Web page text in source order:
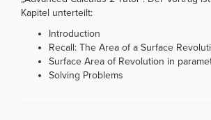
Kapitel unterteilt:
Introduction
Recall: The Area of a Surface
Surface Area of Revolution in
Solving Problems